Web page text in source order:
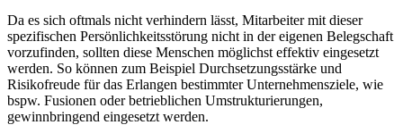
Da es sich oftmals nicht verhindern lässt, Mitarbeiter mit dieser
spezifischen Persönlichkeitsstörung nicht in der eigenen Belegschaft
vorzufinden, sollten diese Menschen möglichst effektiv eingesetzt
werden. So können zum Beispiel Durchsetzungsstärke und
Risikofreude für das Erlangen bestimmter Unternehmensziele, wie
bspw. Fusionen oder betrieblichen Umstrukturierungen,
gewinnbringend eingesetzt werden.